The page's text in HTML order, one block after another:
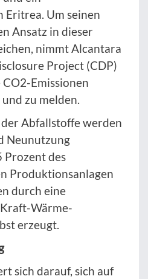
Eritrea. Um seinen
Ansatz in dieser
nimmt Alcantara
Project (CDP)
Emissionen
zu melden.
Abfallstoffe werden
Neunutzung
Prozent des
Produktionsanlagen
durch eine
Wärme-
erzeugt.
sich darauf, sich auf